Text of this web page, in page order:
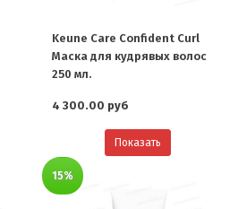
Keune Care Confident Curl
Маска для кудрявых волос
250 мл.
4 300.00 руб
Показать
15%